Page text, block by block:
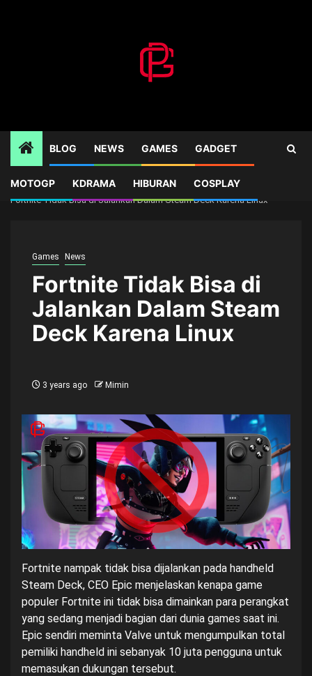
BLOG NEWS GAMES GADGET
MOTOGP KDRAMA HIBURAN COSPLAY
Home
Games
Fortnite Tidak Bisa di Jalankan Dalam Steam Deck Karena Linux
Games News
Fortnite Tidak Bisa di
Jalankan Dalam Steam
Deck Karena Linux
3 years ago Mimin
Fortnite nampak tidak bisa dijalankan pada handheld
Steam Deck, CEO Epic menjelaskan kenapa game
populer Fortnite ini tidak bisa dimainkan para perangkat
yang sedang menjadi bagian dari dunia games saat ini.
Epic sendiri meminta Valve untuk mengumpulkan total
pemiliki handheld ini sebanyak 10 juta pengguna untuk
memasukan dukungan tersebut.